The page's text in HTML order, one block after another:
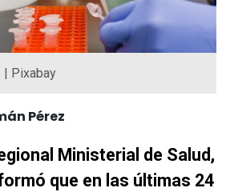
| Pixabay
Pérez
Ministerial de Salud,
que en las últimas 24